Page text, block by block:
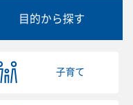
目的から探す
子育て